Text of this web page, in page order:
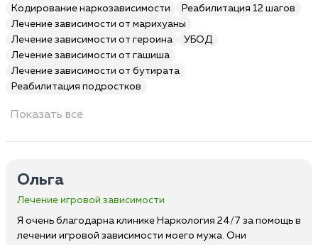
Кодирование наркозависимости
Реабилитация 12 шагов
Лечение зависимости от марихуаны
Лечение зависимости от героина
УБОД
Лечение зависимости от гашиша
Лечение зависимости от бутирата
Реабилитация подростков
Показать все
Ольга
Лечение игровой зависимости
Я очень благодарна клинике Наркология 24/7 за помощь в
лечении игровой зависимости моего мужа. Они